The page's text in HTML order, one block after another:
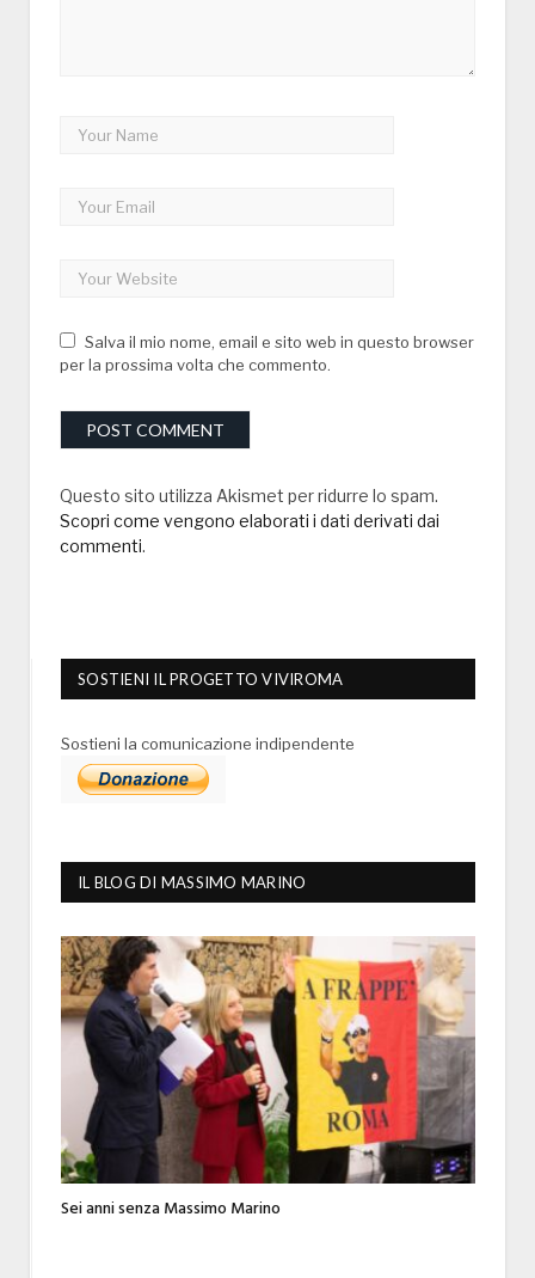
Salva il mio nome, email e sito web in questo browser
per la prossima volta che commento.
Questo sito utilizza Akismet per ridurre lo spam.
Scopri come vengono elaborati i dati derivati dai
commenti.
SOSTIENI IL PROGETTO VIVIROMA
Sostieni la comunicazione indipendente
IL BLOG DI MASSIMO MARINO
Sei anni senza Massimo Marino